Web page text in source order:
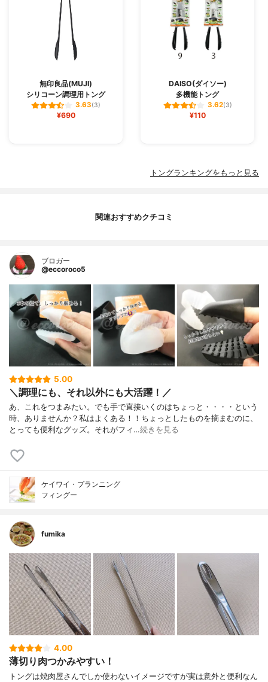
無印良品(MUJI)
シリコーン調理用トング
3.63(3)
¥690
DAISO(ダイソー)
多機能トング
3.62(3)
¥110
トングランキングをもっと見る
関連おすすめクチコミ
ブロガー
@eccoroco5
5.00
＼調理にも、それ以外にも大活躍！／
あ、これをつまみたい。でも手で直接いくのはちょっと・・・・という
時、ありませんか？私はよくある！！ちょっとしたものを摘まむのに、
とっても便利なグッズ。それがフィ…続きを見る
ケイワイ・プランニング
フィングー
fumika
4.00
薄切り肉つかみやすい！
トングは焼肉屋さんでしか使わないイメージですが実は意外と便利なん